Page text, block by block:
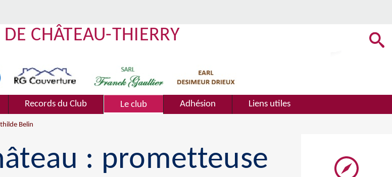
CHÂTEAU-THIERRY
Records du Club Le club Adhésion Liens utiles
Belin
: prometteuse